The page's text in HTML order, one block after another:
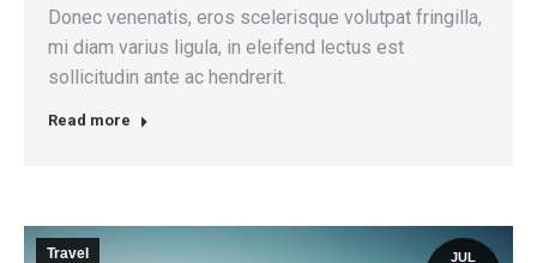
Donec venenatis, eros scelerisque volutpat fringilla,
mi diam varius ligula, in eleifend lectus est
sollicitudin ante ac hendrerit.
Read more
JUL
Travel